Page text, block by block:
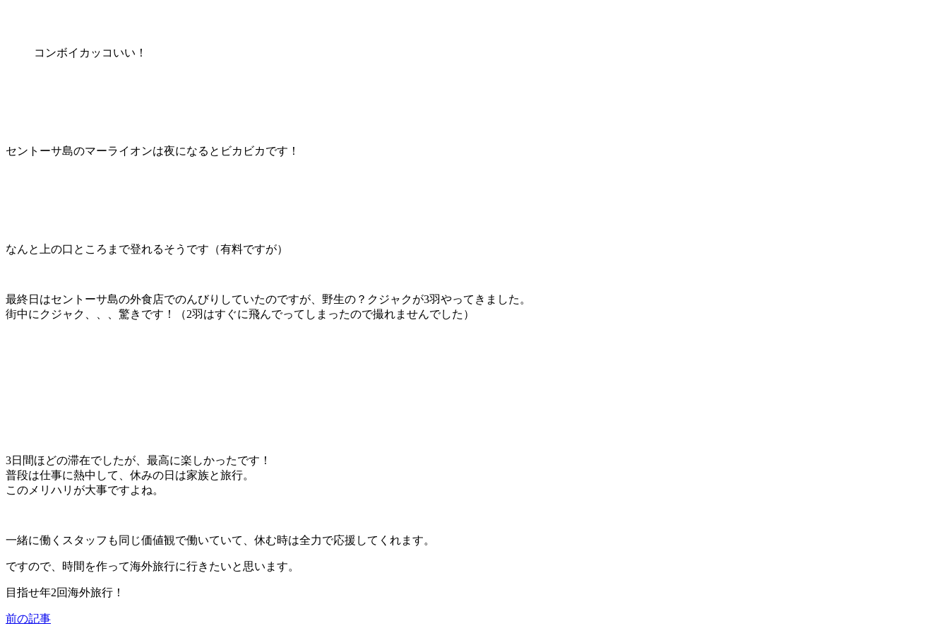
コンボイカッコいい！
セントーサ島のマーライオンは夜になるとビカビカです！
なんと上の口ところまで登れるそうです（有料ですが）
最終日はセントーサ島の外食店でのんびりしていたのですが、野生の？クジャクが3羽やってきました。
街中にクジャク、、、驚きです！（2羽はすぐに飛んでってしまったので撮れませんでした）
3日間ほどの滞在でしたが、最高に楽しかったです！
普段は仕事に熱中して、休みの日は家族と旅行。
このメリハリが大事ですよね。
一緒に働くスタッフも同じ価値観で働いていて、休む時は全力で応援してくれます。
ですので、時間を作って海外旅行に行きたいと思います。
目指せ年2回海外旅行！
前の記事